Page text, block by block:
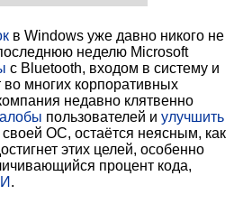
в Windows уже давно никого не
неделю Microsoft
с Bluetooth, входом в систему и
во многих корпоративных
недавно клятвенно
пользователей и улучшить
своей ОС, остаётся неясным, как
этих целей, особенно
процент кода,
.